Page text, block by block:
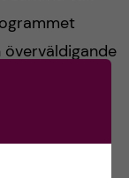
häftigt.